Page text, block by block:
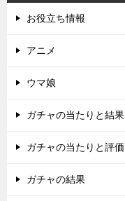
お役立ち情報
アニメ
ウマ娘
ガチャの当たりと結果
ガチャの当たりと評価
ガチャの結果